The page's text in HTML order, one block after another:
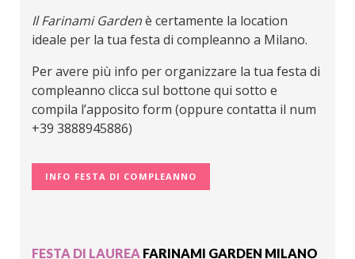
Il Farinami Gardenè certamente la location
ideale per la tua festa di compleanno a Milano.
Per avere più info per organizzare la tua festa di
compleanno clicca sul bottone qui sotto e
compila l’apposito form (oppure contatta il num
+39 3888945886)
INFO FESTA DI COMPLEANNO
FESTA DI LAUREA FARINAMI GARDEN MILANO